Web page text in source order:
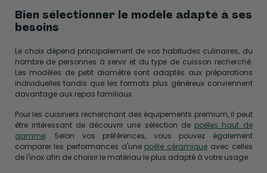
Bien sélectionner le modèle adapté à ses
besoins
Le choix dépend principalement de vos habitudes culinaires, du
nombre de personnes à servir et du type de cuisson recherché.
Les modèles de petit diamètre sont adaptés aux préparations
individuelles tandis que les formats plus généreux conviennent
davantage aux repas familiaux.
Pour les cuisiniers recherchant des équipements premium, il peut
être intéressant de découvrir une sélection de poêles haut de
gamme. Selon vos préférences, vous pouvez également
comparer les performances d'une poêle céramique avec celles
de l'inox afin de choisir le matériau le plus adapté à votre usage.